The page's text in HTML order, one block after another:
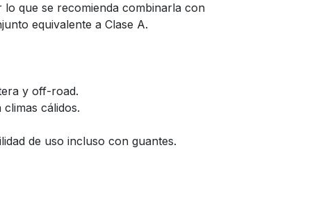
que se recomienda combinarla con
equivalente a Clase A.
y off-road.
cálidos.
de uso incluso con guantes.